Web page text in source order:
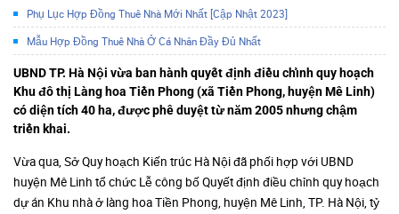
Phụ Lục Hợp Đồng Thuê Nhà Mới Nhất [Cập Nhật 2023]
Mẫu Hợp Đồng Thuê Nhà Ở Cá Nhân Đầy Đủ Nhất
UBND TP. Hà Nội vừa ban hành quyết định điều chỉnh quy hoạch
Khu đô thị Làng hoa Tiền Phong (xã Tiền Phong, huyện Mê Linh)
có diện tích 40 ha, được phê duyệt từ năm 2005 nhưng chậm
triển khai.
Vừa qua, Sở Quy hoạch Kiến trúc Hà Nội đã phối hợp với UBND
huyện Mê Linh tổ chức Lễ công bố Quyết định điều chỉnh quy hoạch
dự án Khu nhà ở làng hoa Tiền Phong, huyện Mê Linh, TP. Hà Nội, tỷ